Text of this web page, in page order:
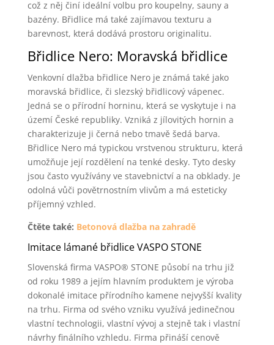
což z něj činí ideální volbu pro koupelny, sauny a
bazény. Břidlice má také zajímavou texturu a
barevnost, která dodává prostoru originalitu.
Břidlice Nero: Moravská břidlice
Venkovní dlažba břidlice Nero je známá také jako
moravská břidlice, či slezský břidlicový vápenec.
Jedná se o přírodní horninu, která se vyskytuje i na
území České republiky. Vzniká z jílovitých hornin a
charakterizuje ji černá nebo tmavě šedá barva.
Břidlice Nero má typickou vrstvenou strukturu, která
umožňuje její rozdělení na tenké desky. Tyto desky
jsou často využívány ve stavebnictví a na obklady. Je
odolná vůči povětrnostním vlivům a má esteticky
příjemný vzhled.
Čtěte také: Betonová dlažba na zahradě
Imitace lámané břidlice VASPO STONE
Slovenská firma VASPO® STONE působí na trhu již
od roku 1989 a jejím hlavním produktem je výroba
dokonalé imitace přírodního kamene nejvyšší kvality
na trhu. Firma od svého vzniku využívá jedinečnou
vlastní technologii, vlastní vývoj a stejně tak i vlastní
návrhy finálního vzhledu. Firma přináší cenově